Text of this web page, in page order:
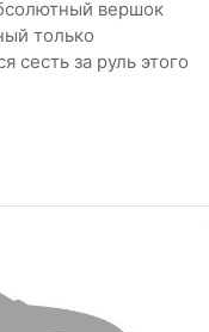
вершок
только
сесть за руль этого